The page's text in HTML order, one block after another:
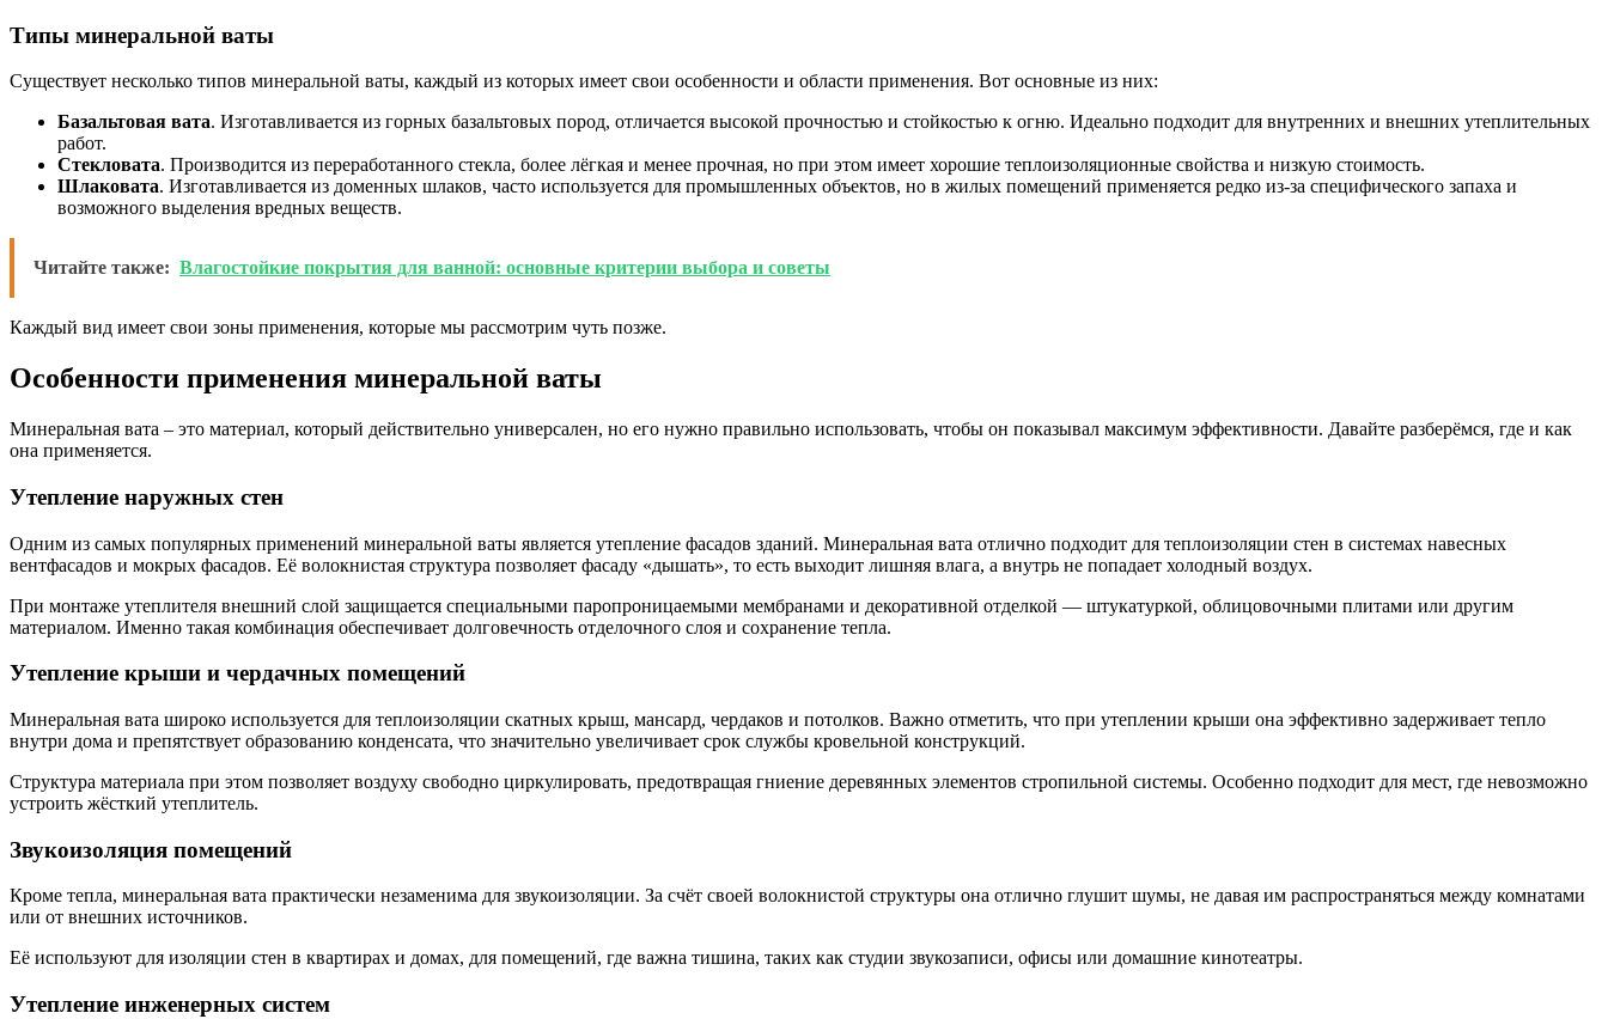
Типы минеральной ваты
Существует несколько типов минеральной ваты, каждый из которых имеет свои особенности и области применения. Вот основные из них:
Базальтовая вата. Изготавливается из горных базальтовых пород, отличается высокой прочностью и стойкостью к огню. Идеально подходит для внутренних и внешних утеплительных
работ.
Стекловата. Производится из переработанного стекла, более лёгкая и менее прочная, но при этом имеет хорошие теплоизоляционные свойства и низкую стоимость.
Шлаковата. Изготавливается из доменных шлаков, часто используется для промышленных объектов, но в жилых помещений применяется редко из-за специфического запаха и
возможного выделения вредных веществ.
Читайте также: Влагостойкие покрытия для ванной: основные критерии выбора и советы
Каждый вид имеет свои зоны применения, которые мы рассмотрим чуть позже.
Особенности применения минеральной ваты
Минеральная вата – это материал, который действительно универсален, но его нужно правильно использовать, чтобы он показывал максимум эффективности. Давайте разберёмся, где и как
она применяется.
Утепление наружных стен
Одним из самых популярных применений минеральной ваты является утепление фасадов зданий. Минеральная вата отлично подходит для теплоизоляции стен в системах навесных
вентфасадов и мокрых фасадов. Её волокнистая структура позволяет фасаду «дышать», то есть выходит лишняя влага, а внутрь не попадает холодный воздух.
При монтаже утеплителя внешний слой защищается специальными паропроницаемыми мембранами и декоративной отделкой — штукатуркой, облицовочными плитами или другим
материалом. Именно такая комбинация обеспечивает долговечность отделочного слоя и сохранение тепла.
Утепление крыши и чердачных помещений
Минеральная вата широко используется для теплоизоляции скатных крыш, мансард, чердаков и потолков. Важно отметить, что при утеплении крыши она эффективно задерживает тепло
внутри дома и препятствует образованию конденсата, что значительно увеличивает срок службы кровельной конструкций.
Структура материала при этом позволяет воздуху свободно циркулировать, предотвращая гниение деревянных элементов стропильной системы. Особенно подходит для мест, где невозможно
устроить жёсткий утеплитель.
Звукоизоляция помещений
Кроме тепла, минеральная вата практически незаменима для звукоизоляции. За счёт своей волокнистой структуры она отлично глушит шумы, не давая им распространяться между комнатами
или от внешних источников.
Её используют для изоляции стен в квартирах и домах, для помещений, где важна тишина, таких как студии звукозаписи, офисы или домашние кинотеатры.
Утепление инженерных систем